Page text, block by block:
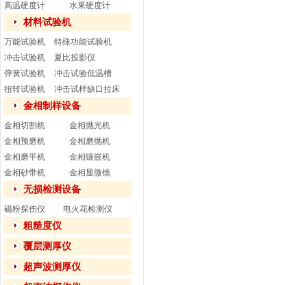
高温硬度计
水果硬度计
材料试验机
万能试验机
特殊功能试验机
冲击试验机
夏比投影仪
弹簧试验机
冲击试验低温槽
扭转试验机
冲击试样缺口拉床
金相制样设备
金相切割机
金相抛光机
金相预磨机
金相磨抛机
金相磨平机
金相镶嵌机
金相砂带机
金相显微镜
无损检测设备
磁粉探伤仪 电火花检测仪
粗糙度仪
覆层测厚仪
超声波测厚仪